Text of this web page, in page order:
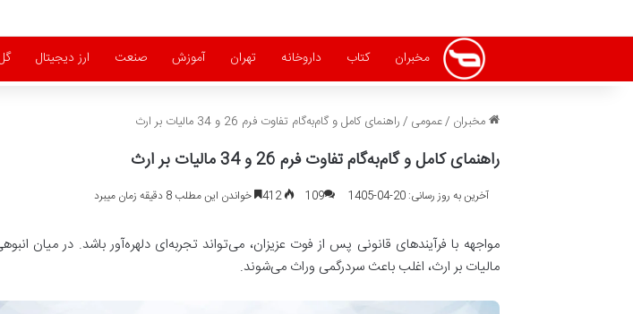
مخبران کتاب داروخانه تهران آموزش صنعت ارز دیجیتال
مخبران /عمومی /راهنمای کامل و گام‌به‌گام تفاوت فرم 26 و 34 مالیات بر ارث
راهنمای کامل و گام‌به‌گام تفاوت فرم 26 و 34 مالیات بر ارث
آخرین به روز رسانی: 20-04-1405 109
412 خواندن این مطلب 8 دقیقه زمان میبرد
مالیات بر ارث، اغلب باعث سردرگمی وراث می‌شوند.